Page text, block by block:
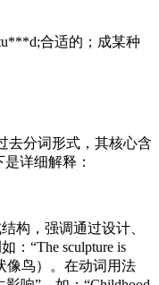
合适的；成某种
去分词形式，其核心含
详细解释：
构，强调通过设计、
：“The sculpture is
像鸟）。在动词用法